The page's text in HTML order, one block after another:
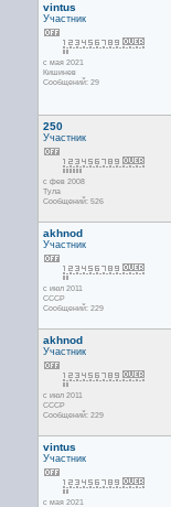
vintus
Участник
с мая 2021
Кишинев
Сообщений: 29
250
Участник
с фев 2008
Тула
Сообщений: 526
akhnod
Участник
с июл 2011
CCCP
Сообщений: 229
akhnod
Участник
с июл 2011
CCCP
Сообщений: 229
vintus
Участник
с мая 2021